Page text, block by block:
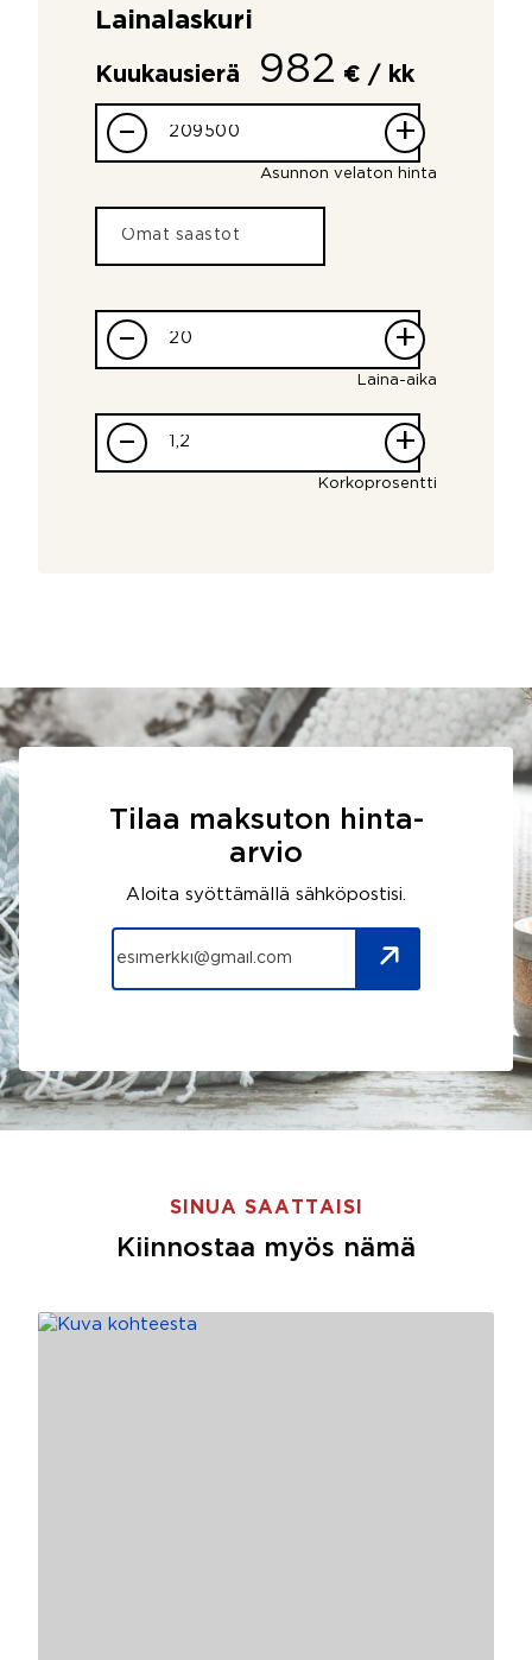
Lainalaskuri
Kuukausierä 982 € / kk
– +
Asunnon velaton hinta
– +
Laina-aika
– +
Korkoprosentti
Tilaa maksuton hinta-
arvio
Aloita syöttämällä sähköpostisi.
SINUA SAATTAISI
Kiinnostaa myös nämä